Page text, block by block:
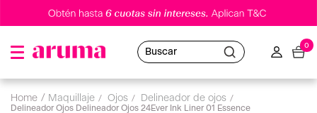
Buscar
0
maquillaje ojos delineador de ojos
Delineador Ojos Delineador Ojos 24Ever Ink Liner 01 Essence